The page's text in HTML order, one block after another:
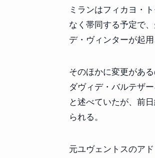
ミランはフィカヨ・
なく帯同する予定で
デ・ヴィンターが起用
そのほかに変更があ
ダヴィデ・バルテザ
と述べていたが、前
られる。
元ユヴェントスのア